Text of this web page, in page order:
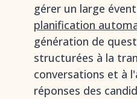
gérer un large
planification
génération de
structurées à la
conversations et à
réponses des